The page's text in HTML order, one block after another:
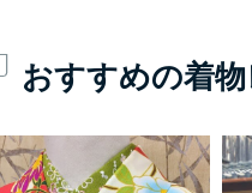
おすすめの着